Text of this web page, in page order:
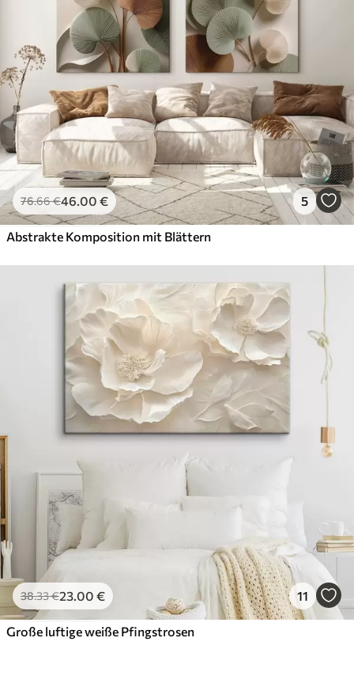
76.66€46.00 € 5
Abstrakte Komposition mit Blättern
38.33€23.00 € 11
Große luftige weiße Pfingstrosen